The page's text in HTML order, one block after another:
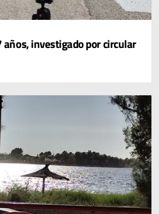
años, investigado por circular